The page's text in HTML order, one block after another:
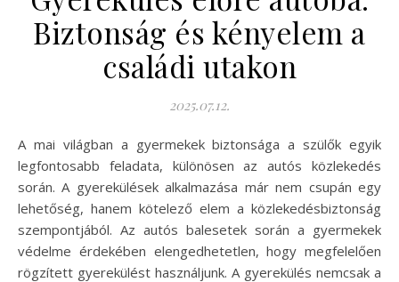
Biztonság és kényelem a
családi utakon
2025.07.12.
A mai világban a gyermekek biztonsága a szülők egyik
legfontosabb feladata, különösen az autós közlekedés
során. A gyerekülések alkalmazása már nem csupán egy
lehetőség, hanem kötelező elem a közlekedésbiztonság
szempontjából. Az autós balesetek során a gyermekek
védelme érdekében elengedhetetlen, hogy megfelelően
rögzített gyerekülést használjunk. A gyerekülés nemcsak a